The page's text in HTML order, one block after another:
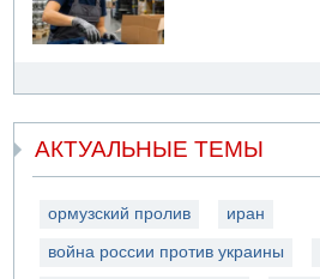
АКТУАЛЬНЫЕ ТЕМЫ
ормузский пролив иран
война россии против украины